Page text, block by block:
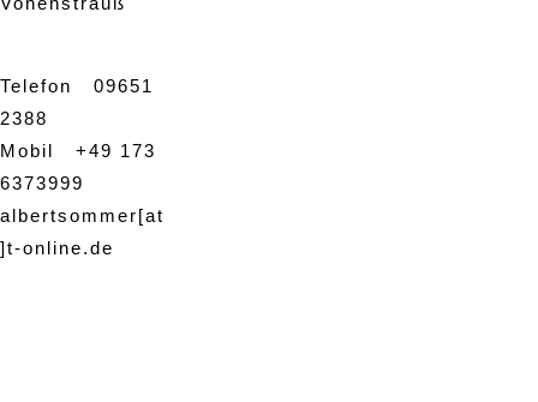
Telefon 09651
2388
Mobil +49 173
6373999
albertsommer[at
]t-online.de